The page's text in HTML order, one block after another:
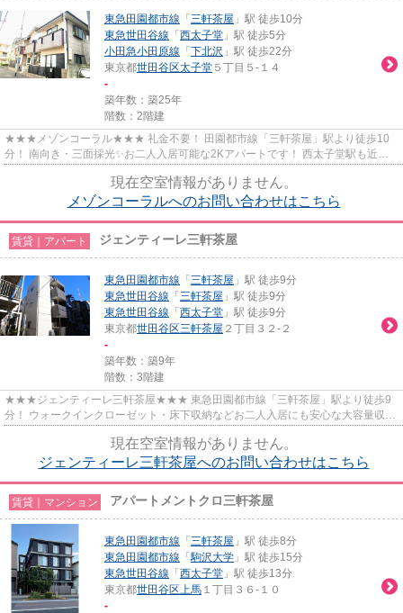
東急田園都市線 「 三軒茶屋 」駅 徒歩10分
東急世田谷線 「 西太子堂 」駅 徒歩5分
小田急小田原線 「 下北沢 」駅 徒歩22分
東京都世田谷区太子堂 ５丁目５-１４
-
築年数：築25年
階数：2階建
★★★メゾンコーラル★★★ 礼金不要！ 田園都市線「三軒茶屋」駅より徒歩10
分！ 南向き・三面採光✨お二人入居可能な2Kアパートです！ 西太子堂駅も近い
現在空室情報がありません。
メゾンコーラルへのお問い合わせはこちら
賃貸｜アパート ジェンティーレ三軒茶屋
東急田園都市線 「 三軒茶屋 」駅 徒歩9分
東急世田谷線 「 三軒茶屋 」駅 徒歩9分
東急世田谷線 「 西太子堂 」駅 徒歩9分
東京都世田谷区三軒茶屋 ２丁目３２-２
-
築年数：築9年
階数：3階建
★★★ジェンティーレ三軒茶屋★★★ 東急田園都市線「三軒茶屋」駅より徒歩9
分！ ウォークインクローゼット・床下収納などお二人入居にも安心な大容量収
現在空室情報がありません。
ジェンティーレ三軒茶屋へのお問い合わせはこちら
賃貸｜マンション アパートメントクロ三軒茶屋
東急田園都市線 「 三軒茶屋 」駅 徒歩8分
東急田園都市線 「駒沢大学 」駅 徒歩15分
東急世田谷線 「 西太子堂 」駅 徒歩13分
東京都世田谷区上馬 １丁目３６-１０
-